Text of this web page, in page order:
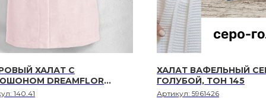
ХАЛАТ С
DREAMFLOR
ЦВЕТЕНИЕ САКУРЫ, ТОН
140.41
ХАЛАТ ВАФЕЛЬНЫЙ
ГОЛУБОЙ, ТОН 145
Артикул: 5961426